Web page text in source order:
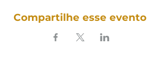
Compartilhe esse evento